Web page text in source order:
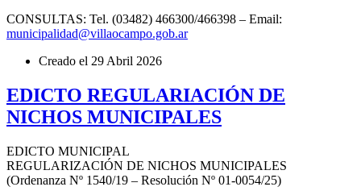
CONSULTAS: Tel. (03482) 466300/466398 – Email:
municipalidad@villaocampo.gob.ar
Creado el 29 Abril 2026
EDICTO REGULARIACIÓN DE
NICHOS MUNICIPALES
EDICTO MUNICIPAL
REGULARIZACIÓN DE NICHOS MUNICIPALES
(Ordenanza Nº 1540/19 – Resolución Nº 01-0054/25)